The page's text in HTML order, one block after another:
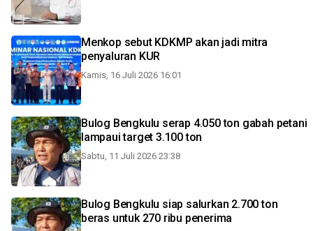
Menkop sebut KDKMP akan jadi mitra
penyaluran KUR
Kamis, 16 Juli 2026 16:01
Bulog Bengkulu serap 4.050 ton gabah petani
lampaui target 3.100 ton
Sabtu, 11 Juli 2026 23:38
Bulog Bengkulu siap salurkan 2.700 ton
beras untuk 270 ribu penerima